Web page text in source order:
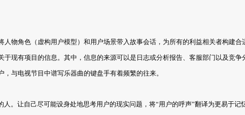
物角色（虚构用户模型）和用户场景带入故事会话，为所有的利益相关者构建合
现有项目的信息。其中，信息的来源可以是日志或分析报告、客服部门以及竞争
与电视节目中谱写乐器曲的键盘手有着频繁的往来。
。让自己尽可能设身处地思考用户的现实问题，将“用户的呼声”翻译为更易于记